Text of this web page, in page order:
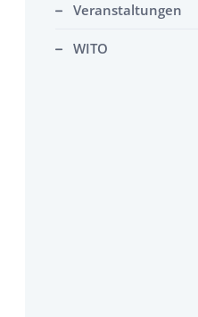
Veranstaltungen
WITO